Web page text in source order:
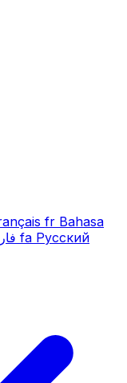
fr Bahasa
fa Русский